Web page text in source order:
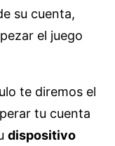
su cuenta,
el juego
te diremos el
tu cuenta
dispositivo